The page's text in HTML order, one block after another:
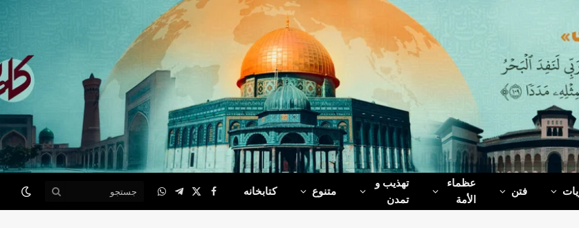
فتن
عظماء‌
الأمة
تهذیب و
تمدن
متنوع کتابخانه Facebook
X
(Twitter)
Telegram
WhatsApp